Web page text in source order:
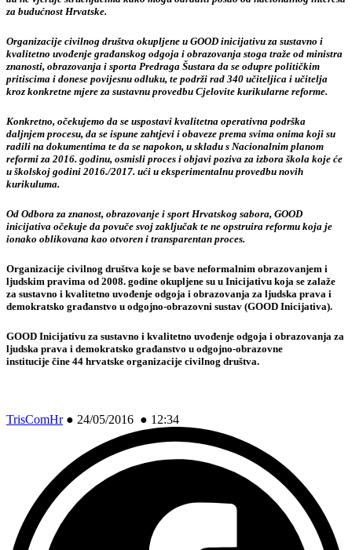
za budućnost Hrvatske.
Organizacije civilnog društva okupljene u GOOD inicijativu za sustavno i
kvalitetno uvođenje građanskog odgoja i obrazovanja stoga traže od ministra
znanosti, obrazovanja i sporta Predraga Šustara da se odupre političkim
pritiscima i donese povijesnu odluku, te podrži rad 340 učiteljica i učitelja
kroz konkretne mjere za sustavnu provedbu Cjelovite kurikularne reforme.
Konkretno, očekujemo da se uspostavi kvalitetna operativna podrška
daljnjem procesu, da se ispune zahtjevi i obaveze prema svima onima koji su
radili na dokumentima te da se napokon, u skladu s Nacionalnim planom
reformi za 2016. godinu, osmisli proces i objavi poziva za izbora škola koje će
u školskoj godini 2016./2017. ući u eksperimentalnu provedbu novih
kurikuluma.
Od Odbora za znanost, obrazovanje i sport Hrvatskog sabora, GOOD
inicijativa očekuje da povuče svoj zaključak te ne opstruira reformu koja je
ionako oblikovana kao otvoren i transparentan proces.
Organizacije civilnog društva koje se bave neformalnim obrazovanjem i
ljudskim pravima od 2008. godine okupljene su u Inicijativu koja se zalaže
za sustavno i kvalitetno uvođenje odgoja i obrazovanja za ljudska prava i
demokratsko građanstvo u odgojno-obrazovni sustav (GOOD Inicijativa).
GOOD Inicijativu za sustavno i kvalitetno uvođenje odgoja i obrazovanja za
ljudska prava i demokratsko građanstvo u odgojno-obrazovne
institucije čine 44 hrvatske organizacije civilnog društva.
TrisComHr● 24/05/2016 ● 12:34